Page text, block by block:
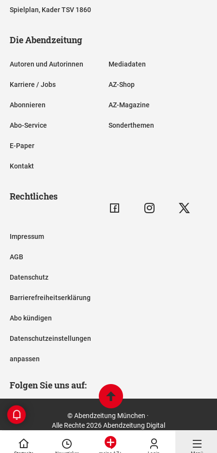
Spielplan, Kader TSV 1860
Die Abendzeitung
Autoren und Autorinnen
Karriere / Jobs
Abonnieren
Abo-Service
E-Paper
Kontakt
Mediadaten
AZ-Shop
AZ-Magazine
Sonderthemen
Rechtliches
Impressum
AGB
Datenschutz
Barrierefreiheitserklärung
Abo kündigen
Datenschutzeinstellungen
anpassen
Folgen Sie uns auf:
© Abendzeitung München ·
Alle Rechte 2026 Abendzeitung Digital